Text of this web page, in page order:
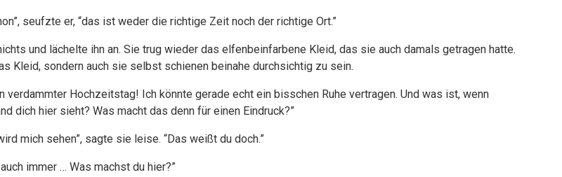
seufzte er, “das ist weder die richtige Zeit noch der richtige Ort.”
und lächelte ihn an. Sie trug wieder das elfenbeinfarbene Kleid, das sie auch damals getragen hatte.
Kleid, sondern auch sie selbst schienen beinahe durchsichtig zu sein.
verdammter Hochzeitstag! Ich könnte gerade echt ein bisschen Ruhe vertragen. Und was ist, wenn
dich hier sieht? Was macht das denn für einen Eindruck?”
mich sehen”, sagte sie leise. “Das weißt du doch.”
immer … Was machst du hier?”